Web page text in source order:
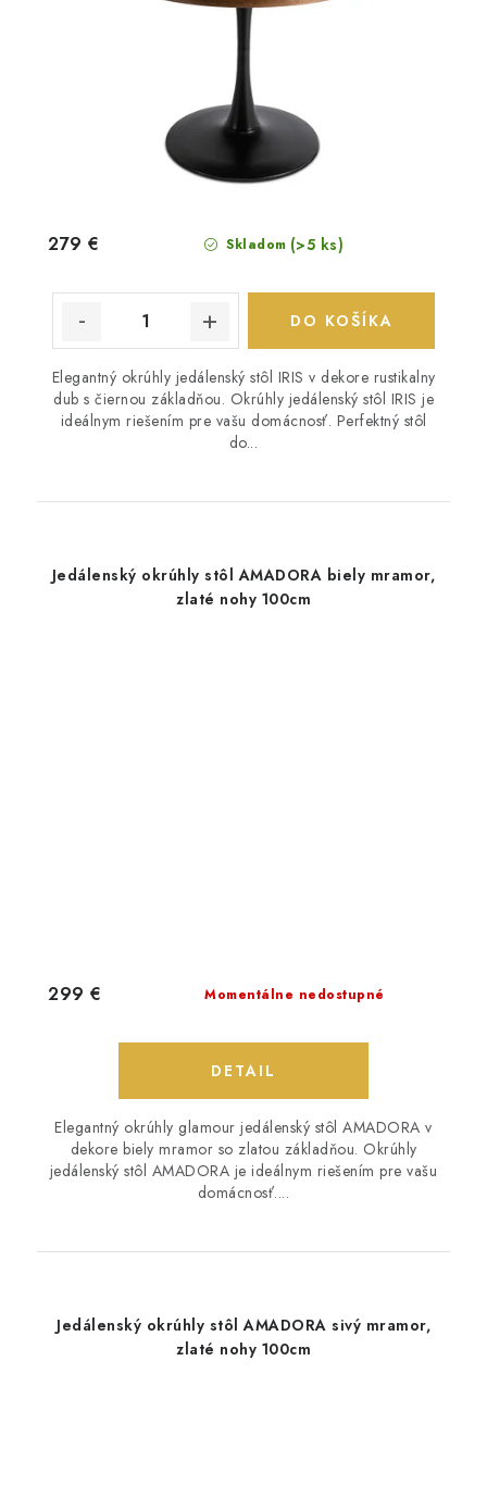
Skladom (>5 ks)
279 €
DO KOŠÍKA
Elegantný okrúhly jedálenský stôl IRIS v dekore rustikalny
dub s čiernou základňou. Okrúhly jedálenský stôl IRIS je
ideálnym riešením pre vašu domácnosť. Perfektný stôl
do...
Jedálenský okrúhly stôl AMADORA biely mramor,
zlaté nohy 100cm
Momentálne nedostupné
299 €
DETAIL
Elegantný okrúhly glamour jedálenský stôl AMADORA v
dekore biely mramor so zlatou základňou. Okrúhly
jedálenský stôl AMADORA je ideálnym riešením pre vašu
domácnosť....
Jedálenský okrúhly stôl AMADORA sivý mramor,
zlaté nohy 100cm